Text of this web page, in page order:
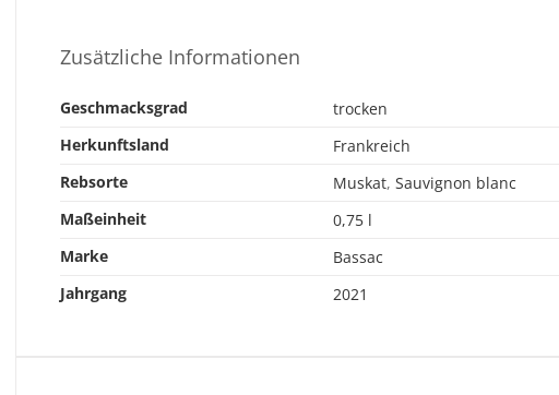
Zusätzliche Informationen
Geschmacksgrad
trocken
Herkunftsland
Frankreich
Rebsorte
Muskat,Sauvignon blanc
Maßeinheit
0,75 l
Marke
Bassac
Jahrgang
2021